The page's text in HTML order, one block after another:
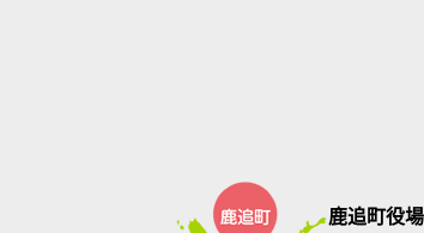
鹿追町役場